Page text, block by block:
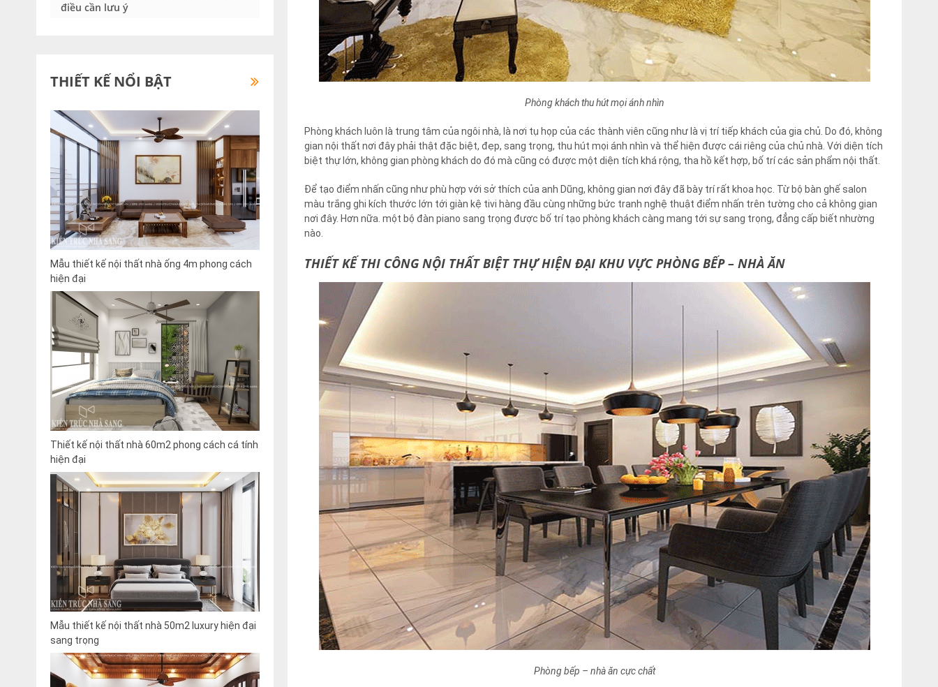
Phòng khách thu hút mọi ánh nhìn
Phòng khách luôn là trung tâm của ngôi nhà, là nơi tụ họp của các thành viên cũng như là vị trí tiếp khách của gia chủ. Do đó, không
gian nội thất nơi đây phải thật đặc biệt, đẹp, sang trọng, thu hút mọi ánh nhìn và thể hiện được cái riêng của chủ nhà. Với diện tích
biệt thự lớn, không gian phòng khách do đó mà cũng có được một diện tích khá rộng, tha hồ kết hợp, bố trí các sản phẩm nội thất.
Để tạo điểm nhấn cũng như phù hợp với sở thích của anh Dũng, không gian nơi đây đã bày trí rất khoa học. Từ bộ bàn ghế salon
màu trắng ghi kích thước lớn tới giàn kệ tivi hàng đầu cùng những bức tranh nghệ thuật điểm nhấn trên tường cho cả không gian
nơi đây. Hơn nữa. một bộ đàn piano sang trọng được bố trí tạo phòng khách càng mang tới sự sang trọng, đẳng cấp biết nhường
nào.
THIẾT KẾ THI CÔNG NỘI THẤT BIỆT THỰ HIỆN ĐẠI KHU VỰC PHÒNG BẾP – NHÀ ĂN
Phòng bếp – nhà ăn cực chất
điều cần lưu ý
THIẾT KẾ NỔI BẬT
Mẫu thiết kế nội thất nhà ống 4m phong cách
hiện đại
Thiết kế nội thất nhà 60m2 phong cách cá tính
hiện đại
Mẫu thiết kế nội thất nhà 50m2 luxury hiện đại
sang trọng